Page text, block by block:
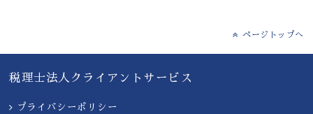
ページトップへ
税理士法人クライアントサービス
プライバシーポリシー